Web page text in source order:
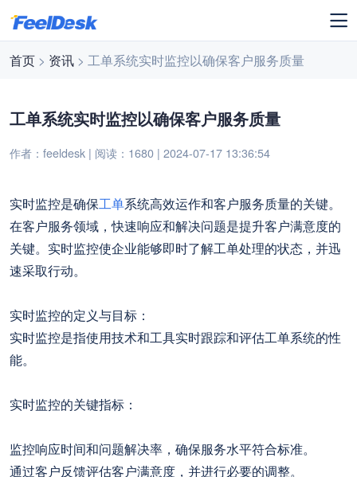
首页 > 资讯 > 工单系统实时监控以确保客户服务质量
工单系统实时监控以确保客户服务质量
作者：feeldesk | 阅读：1680 | 2024-07-17 13:36:54
实时监控是确保工单系统高效运作和客户服务质量的关键。
在客户服务领域，快速响应和解决问题是提升客户满意度的
关键。实时监控使企业能够即时了解工单处理的状态，并迅
速采取行动。
实时监控的定义与目标：
实时监控是指使用技术和工具实时跟踪和评估工单系统的性
能。
实时监控的关键指标：
监控响应时间和问题解决率，确保服务水平符合标准。
通过客户反馈评估客户满意度，并进行必要的调整。